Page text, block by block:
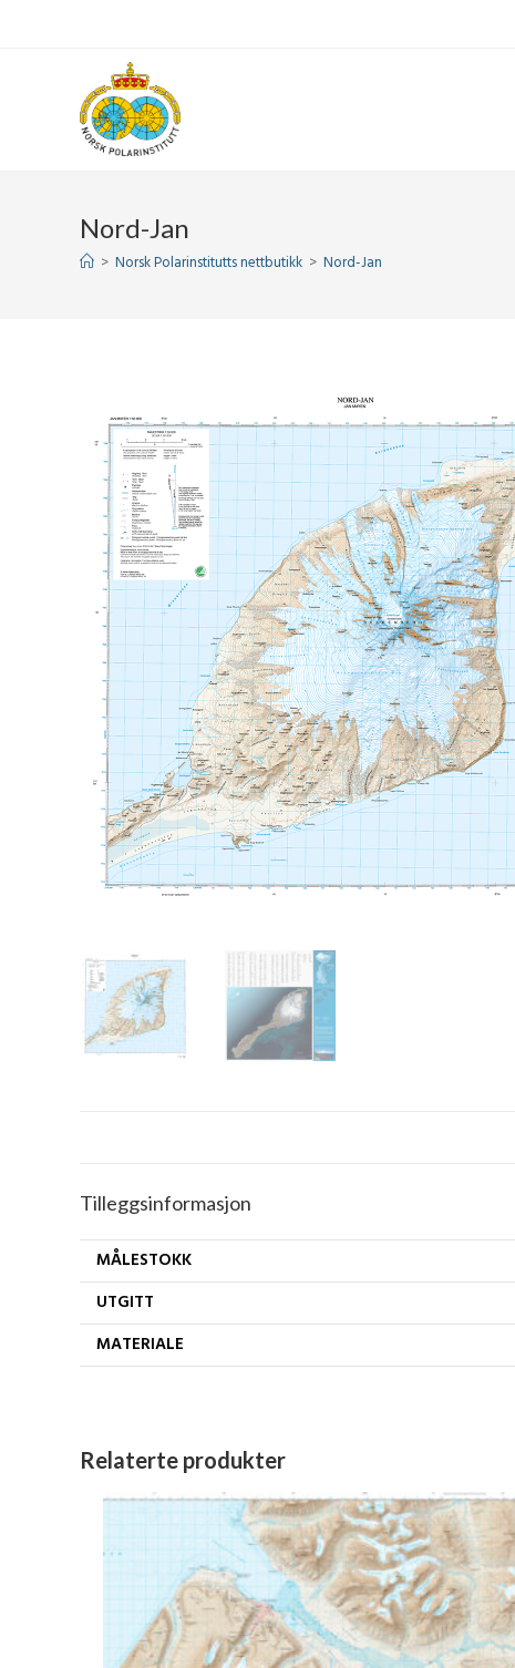
Nord-Jan
> Norsk Polarinstitutts nettbutikk > Nord-Jan
Tilleggsinformasjon
MÅLESTOKK
UTGITT
MATERIALE
Relaterte produkter